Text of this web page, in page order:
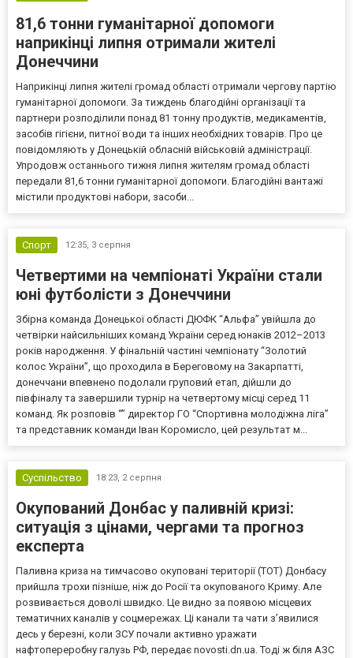
81,6 тонни гуманітарної допомоги
наприкінці липня отримали жителі
Донеччини
Наприкінці липня жителі громад області отримали чергову партію
гуманітарної допомоги. За тиждень благодійні організації та
партнери розподілили понад 81 тонну продуктів, медикаментів,
засобів гігієни, питної води та інших необхідних товарів. Про це
повідомляють у Донецькій обласній військовій адміністрації.
Упродовж останнього тижня липня жителям громад області
передали 81,6 тонни гуманітарної допомоги. Благодійні вантажі
містили продуктові набори, засоби...
Спорт 12:35, 3 серпня
Четвертими на чемпіонаті України стали
юні футболісти з Донеччини
Збірна команда Донецької області ДЮФК “Альфа” увійшла до
четвірки найсильніших команд України серед юнаків 2012–2013
років народження. У фінальній частині чемпіонату “Золотий
колос України”, що проходила в Береговому на Закарпатті,
донеччани впевнено подолали груповий етап, дійшли до
півфіналу та завершили турнір на четвертому місці серед 11
команд. Як розповів “” директор ГО “Спортивна молодіжна ліга”
та представник команди Іван Коромисло, цей результат м...
Суспільство 18:23, 2 серпня
Окупований Донбас у паливній кризі:
ситуація з цінами, чергами та прогноз
експерта
Паливна криза на тимчасово окуповані території (ТОТ) Донбасу
прийшла трохи пізніше, ніж до Росії та окупованого Криму. Але
розвивається доволі швидко. Це видно за появою місцевих
тематичних каналів у соцмережах. Ці канали та чати з’явилися
десь у березні, коли ЗСУ почали активно уражати
нафтопереробну галузь РФ, передає novosti.dn.ua. Тоді ж біля АЗС